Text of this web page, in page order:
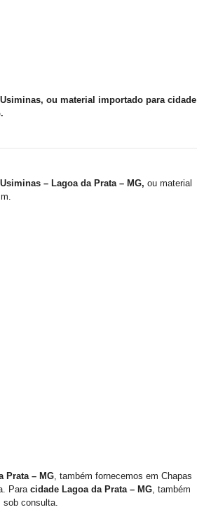
ou material importado para cidade
– Lagoa da Prata – MG, ou material
Prata – MG, também fornecemos em Chapas
Paracidade Lagoa da Prata – MG, também
sob consulta.